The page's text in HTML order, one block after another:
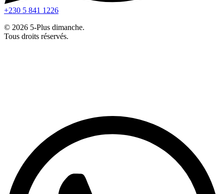
+230 5 841 1226
© 2026 5-Plus dimanche.
Tous droits réservés.